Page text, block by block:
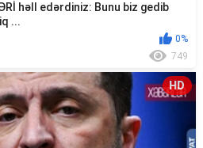
həll edərdiniz: Bunu biz gedib
...
0%
749
HD